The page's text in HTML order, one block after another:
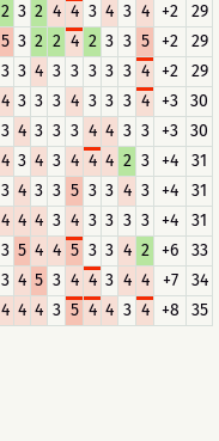
2 3 2 4 4 3 4 3 4 +2
29
5 3 2 2 4 2 3 3 5 +2
29
3 3 4 3 3 3 3 3 4 +2
29
4 3 3 3 4 3 3 3 4 +3 30
3 4 3 3 3 4 4 3 3 +3 30
4 3 4 3 4 4 4 2 3 +4
31
3 4 3 3 5 3 3 4 3 +4
31
4 4 4 3 4 3 3 3 3 +4
31
3 5 4 4 5 3 3 4 2 +6
33
3 4 5 3 4 4 3 4 4 +7
34
4 4 4 3 5 4 4 3 4 +8 35